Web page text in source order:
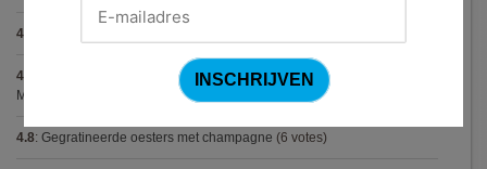
4.8
4.8
Zalm met gebakken bloemkool, aardappelen en spek (Jeroen
Meus)
4.8: Gegratineerde oesters met champagne (6 votes)